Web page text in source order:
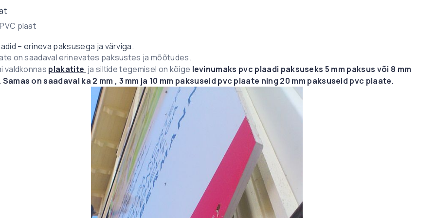
PVC plaat
– erineva paksusega ja värviga.
on saadaval erinevates paksustes ja mõõtudes.
valdkonnas plakatite ja siltide tegemisel on kõige levinumaks pvc plaadi paksuseks 5 mm paksus või 8 mm
Samas on saadaval ka 2 mm , 3 mm ja 10 mm paksuseid pvc plaate ning 20 mm paksuseid pvc plaate.